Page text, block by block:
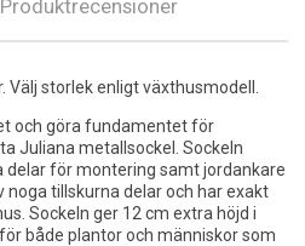
Produktrecensioner
storlek enligt växthusmodell.
och göra fundamentet för
Juliana metallsockel. Sockeln
delar för montering samt jordankare
noga tillskurna delar och har exakt
Sockeln ger 12 cm extra höjd i
både plantor och människor som